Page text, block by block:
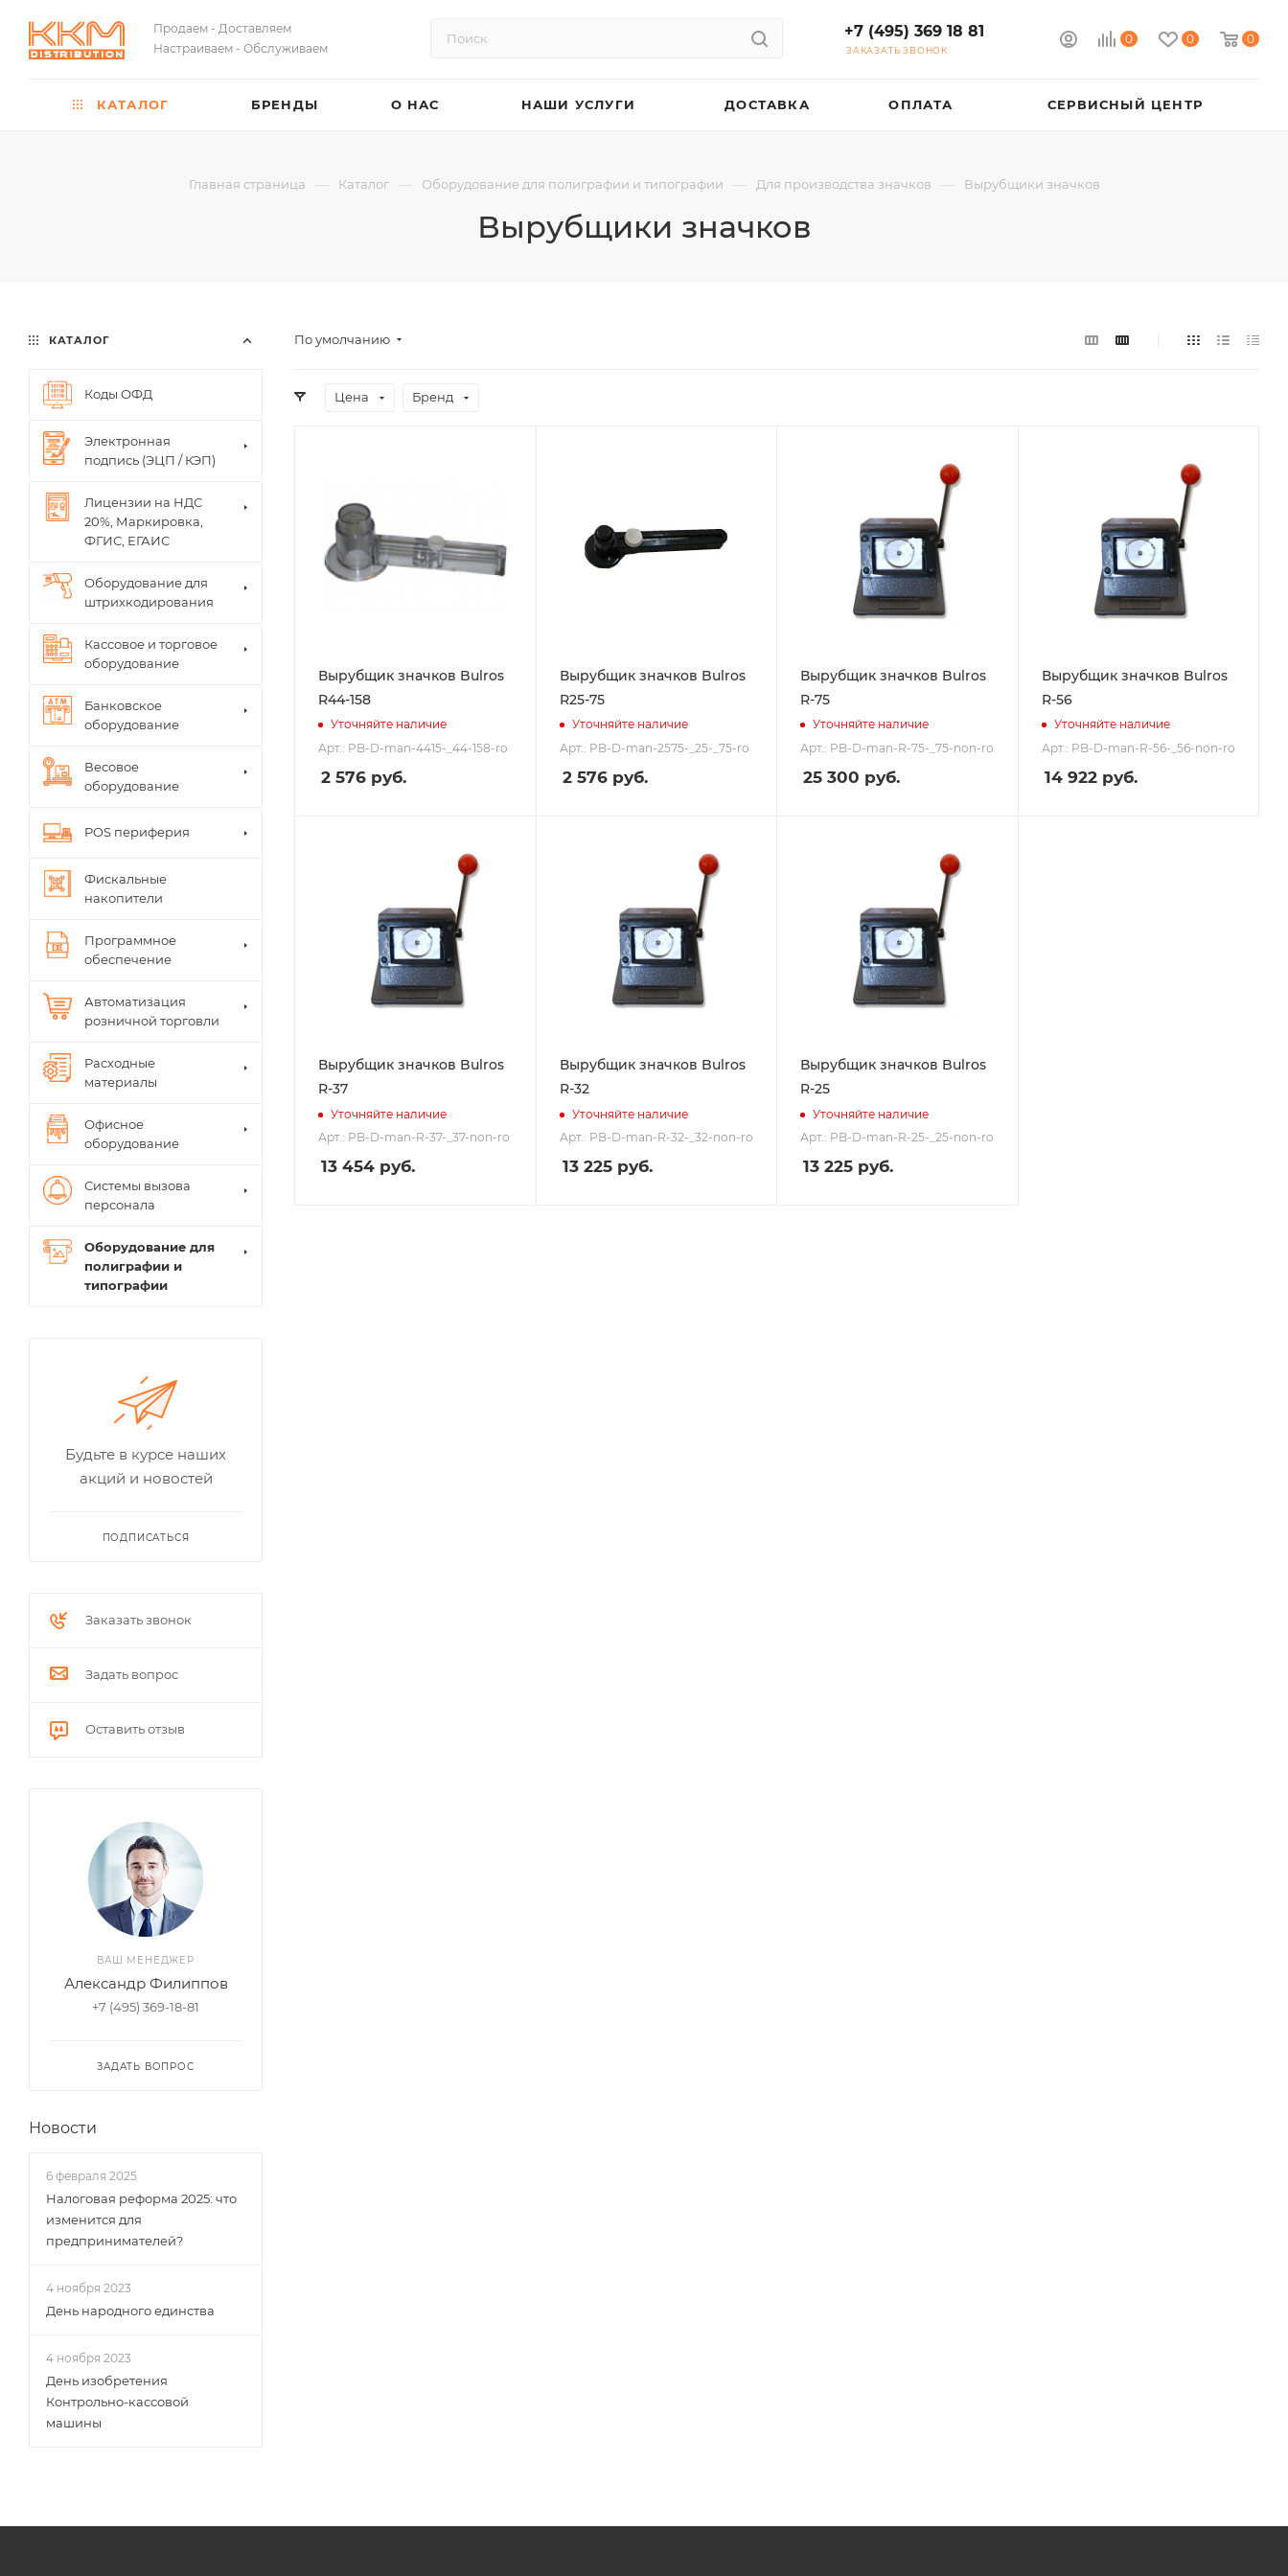
Продаем - Доставляем
Настраиваем - Обслуживаем
0 0 0
+7 (495) 369 18 81
ЗАКАЗАТЬ ЗВОНОК
КАТАЛОГ БРЕНДЫ О НАС НАШИ УСЛУГИ ДОСТАВКА ОПЛАТА СЕРВИСНЫЙ ЦЕНТР
Главная страница — Каталог — Оборудование для полиграфии и типографии — Для производства значков — Вырубщики значков
Вырубщики значков
По умолчанию
Цена Бренд
Вырубщик значков Bulros
R44-158
Уточняйте наличие
Арт.: PB-D-man-4415-_44-158-ro
2 576 руб.
Вырубщик значков Bulros
R25-75
Уточняйте наличие
Арт.: PB-D-man-2575-_25-_75-ro
2 576руб.
Вырубщик значков Bulros
R-75
Уточняйте наличие
Арт.: PB-D-man-R-75-_75-non-ro
25 300 руб.
Вырубщик значков Bulros
R-56
Уточняйте наличие
Арт.: PB-D-man-R-56-_56-non-ro
14 922руб.
Вырубщик значков Bulros
R-37
Уточняйте наличие
Арт.: PB-D-man-R-37-_37-non-ro
13 454 руб.
Вырубщик значков Bulros
R-32
Уточняйте наличие
Арт.: PB-D-man-R-32-_32-non-ro
13 225руб.
Вырубщик значков Bulros
R-25
Уточняйте наличие
Арт.: PB-D-man-R-25-_25-non-ro
13 225 руб.
КАТАЛОГ
Коды ОФД
Электронная
подпись (ЭЦП / КЭП)
Лицензии на НДС
20%, Маркировка,
ФГИС, ЕГАИС
Оборудование для
штрихкодирования
Кассовое и торговое
оборудование
Банковское
оборудование
Весовое
оборудование
POS периферия
Фискальные
накопители
Программное
обеспечение
Автоматизация
розничной торговли
Расходные
материалы
Офисное
оборудование
Системы вызова
персонала
Оборудование для
полиграфии и
типографии
Будьте в курсе наших
акций и новостей
ПОДПИСАТЬСЯ
Заказать звонок
Задать вопрос
Оставить отзыв
ВАШ МЕНЕДЖЕР
Александр Филиппов
+7 (495) 369-18-81
ЗАДАТЬ ВОПРОС
Новости
6 февраля 2025
Налоговая реформа 2025: что
изменится для
предпринимателей?
4 ноября 2023
День народного единства
4 ноября 2023
День изобретения
Контрольно-кассовой
машины